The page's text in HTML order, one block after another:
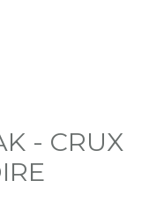
- CRUX